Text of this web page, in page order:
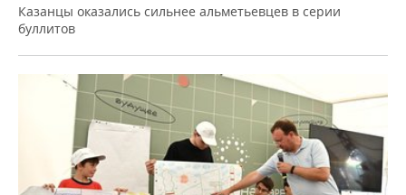
Казанцы оказались сильнее альметьевцев в серии
буллитов